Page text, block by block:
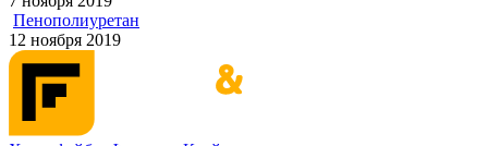
Пенополиуретан
12 ноября 2019